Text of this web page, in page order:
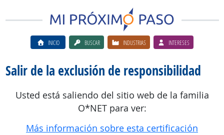
INICIO BUSCAR INDUSTRIAS INTERESES
Salir de la exclusión de responsibilidad
Usted está saliendo del sitio web de la familia
O*NET para ver:
Más información sobre esta certificación